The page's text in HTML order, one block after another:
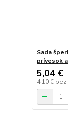
Sada
prívesok
5,04 €
4,10 € bez